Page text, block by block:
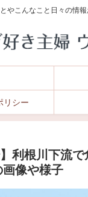
やこんなこと日々の情
リシー
】利根川下流
像や様子